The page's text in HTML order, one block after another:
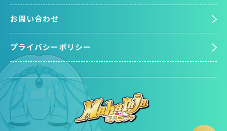
お問い合わせ
プライバシーポリシー